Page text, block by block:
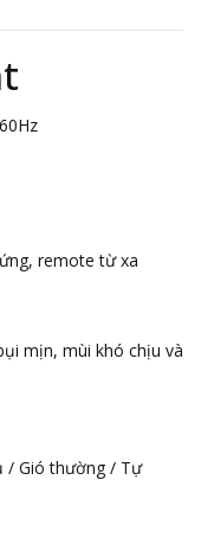
remote từ xa
mịn, mùi khó chịu và
/ Gió thường / Tự